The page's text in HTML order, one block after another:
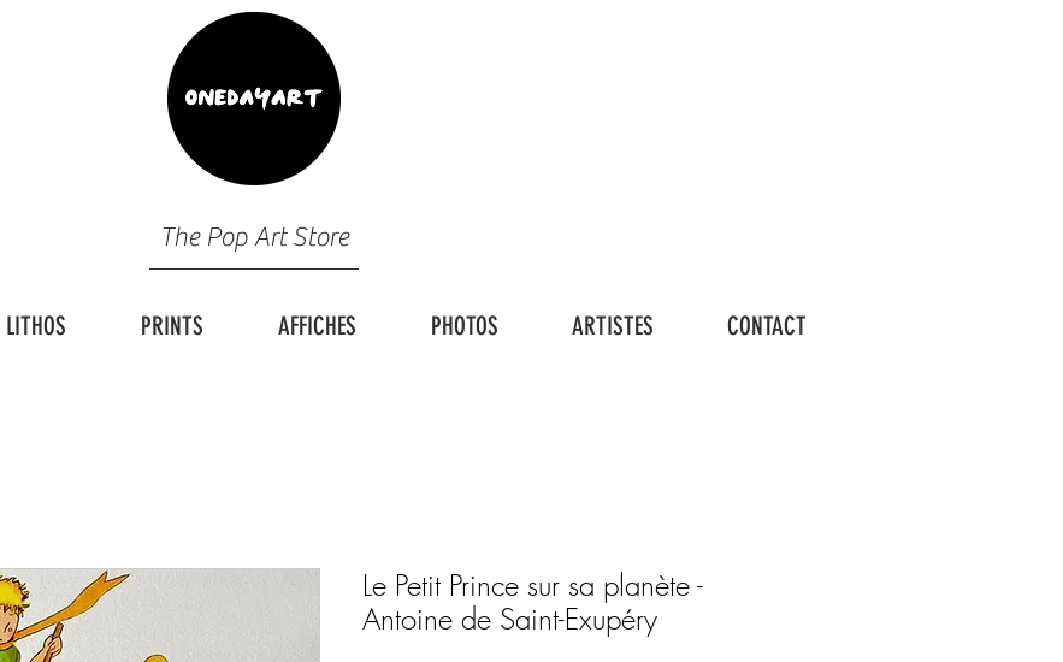
The Pop Art Store
LITHOS PRINTS AFFICHES PHOTOS ARTISTES CONTACT
Le Petit Prince sur sa planète -
Antoine de Saint-Exupéry